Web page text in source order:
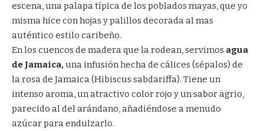
escena, una palapa típica de los poblados mayas, que yo
misma hice con hojas y palillos decorada al mas
auténtico estilo caribeño.
En los cuencos de madera que la rodean, servimos agua
de Jamaica,una infusión hecha de cálices (sépalos) de
la rosa de Jamaica (Hibiscus sabdariffa). Tiene un
intenso aroma, un atractivo color rojo y un sabor agrio,
parecido al del arándano, añadiéndose a menudo
azúcar para endulzarlo.